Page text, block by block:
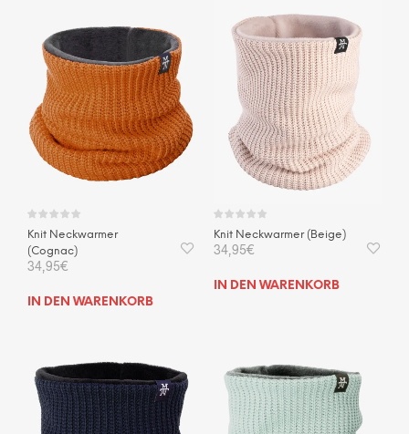
Knit Neckwarmer
(Cognac)
34,95€
IN DEN WARENKORB
Knit Neckwarmer (Beige)
34,95€
IN DEN WARENKORB